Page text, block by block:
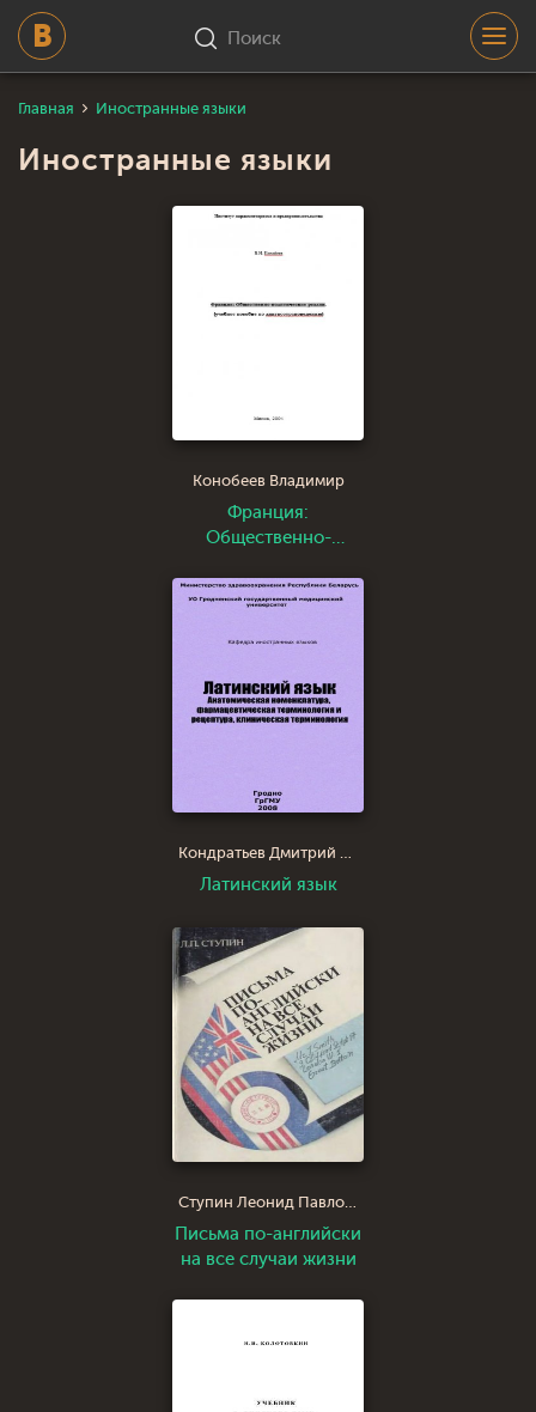
Поиск
Главная Иностранные языки
Иностранные языки
Конобеев Владимир
Франция:
Общественно-
Кондратьев Дмитрий Валерьевич
Латинский язык
Ступин Леонид Павлович
Письма по-английски
на все случаи жизни